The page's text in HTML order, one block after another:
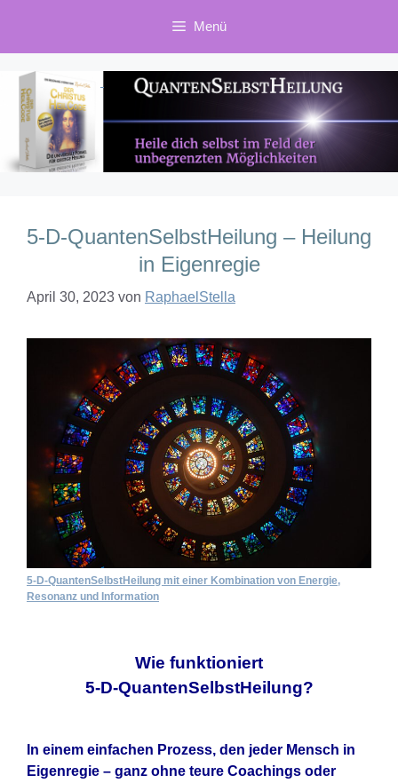
springen
Menü
5-D-QuantenSelbstHeilung – Heilung
in Eigenregie
April 30, 2023 von RaphaelStella
5-D-QuantenSelbstHeilung mit einer Kombination von Energie,
Resonanz und Information
Wie funktioniert
5-D-QuantenSelbstHeilung?
In einem einfachen Prozess, den jeder Mensch in
Eigenregie – ganz ohne teure Coachings oder